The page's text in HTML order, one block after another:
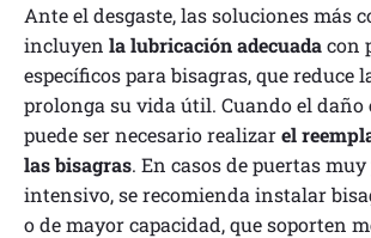
Ante el desgaste, las soluciones más
incluyen la lubricación adecuadacon
específicos para bisagras, que reduce
prolonga su vida útil. Cuando el daño
puede ser necesario realizarel
las bisagras. En casos de puertas
intensivo, se recomienda instalar
o de mayor capacidad, que soporten